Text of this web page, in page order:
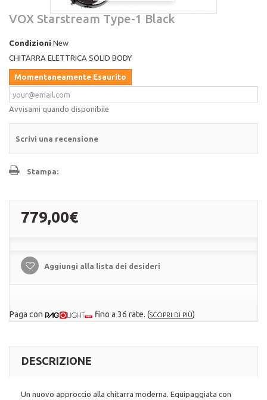
VOX Starstream Type-1 Black
Condizioni New
CHITARRA ELETTRICA SOLID BODY
Momentaneamente Esaurito
Avvisami quando disponibile
Scrivi una recensione
Stampa:
779,00€
Aggiungi alla lista dei desideri
Paga con fino a 36 rate. (SCOPRI DI PIÙ)
DESCRIZIONE
Un nuovo approccio alla chitarra moderna. Equipaggiata con